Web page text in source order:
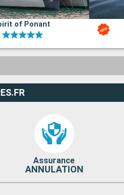
of Ponant
Assurance
ANNULATION